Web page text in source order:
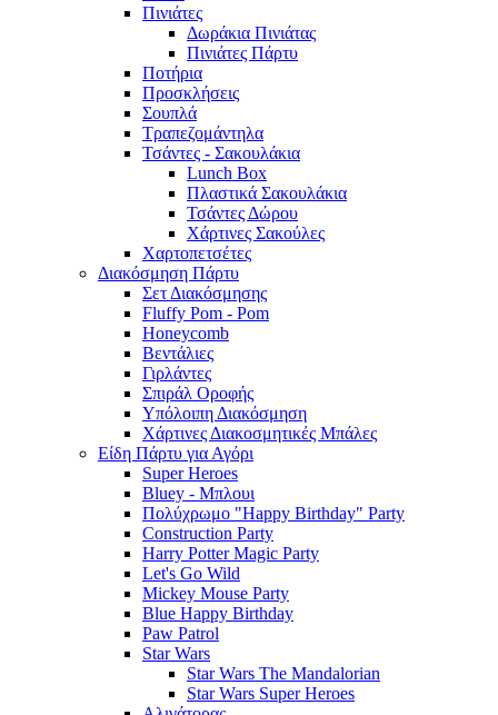
Πινιάτες
Δωράκια Πινιάτας
Πινιάτες Πάρτυ
Ποτήρια
Προσκλήσεις
Σουπλά
Τραπεζομάντηλα
Τσάντες - Σακουλάκια
Lunch Box
Πλαστικά Σακουλάκια
Τσάντες Δώρου
Χάρτινες Σακούλες
Χαρτοπετσέτες
Διακόσμηση Πάρτυ
Σετ Διακόσμησης
Fluffy Pom - Pom
Honeycomb
Βεντάλιες
Γιρλάντες
Σπιράλ Οροφής
Υπόλοιπη Διακόσμηση
Χάρτινες Διακοσμητικές Μπάλες
Είδη Πάρτυ για Αγόρι
Super Heroes
Bluey - Μπλουι
Πολύχρωμο "Happy Birthday" Party
Construction Party
Harry Potter Magic Party
Let's Go Wild
Mickey Mouse Party
Blue Happy Birthday
Paw Patrol
Star Wars
Star Wars The Mandalorian
Star Wars Super Heroes